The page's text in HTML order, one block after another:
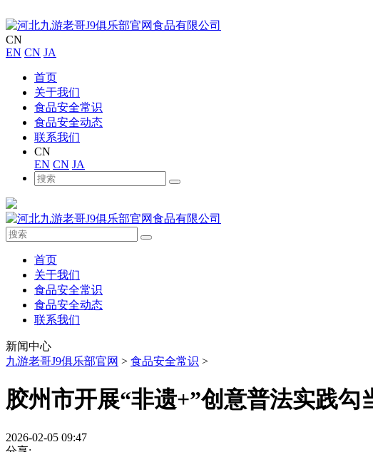
CN
EN CN JA
首页
关于我们
食品安全常识
食品安全动态
联系我们
CN
EN CN JA
首页
关于我们
食品安全常识
食品安全动态
联系我们
新闻中心
九游老哥J9俱乐部官网 > 食品安全常识 >
胶州市开展“非遗+”创意普法实践勾
2026-02-05 09:47